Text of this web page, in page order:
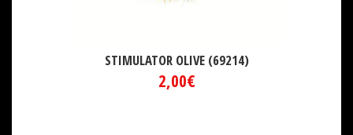
STIMULATOR OLIVE (69214)
2,00€